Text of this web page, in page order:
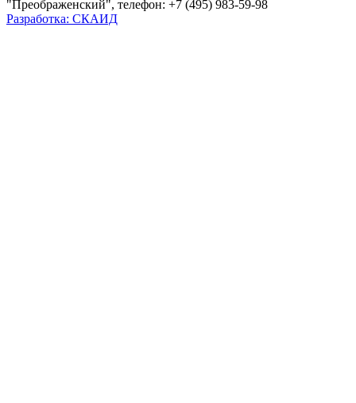
"Преображенский", телефон: +7 (495) 983-59-98
Разработка: СКАИД